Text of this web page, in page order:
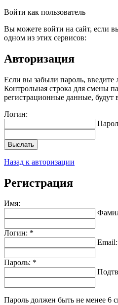
Войти как пользователь
Вы можете войти на сайт, если
одном из этих сервисов:
Авторизация
Если вы забыли пароль, введите
Контрольная строка для смены
регистрационные данные,
Логин:
Выслать
Назад к авторизации
Регистрация
Имя:
Логин: *
Пароль: *
Пароль должен быть не менее 6